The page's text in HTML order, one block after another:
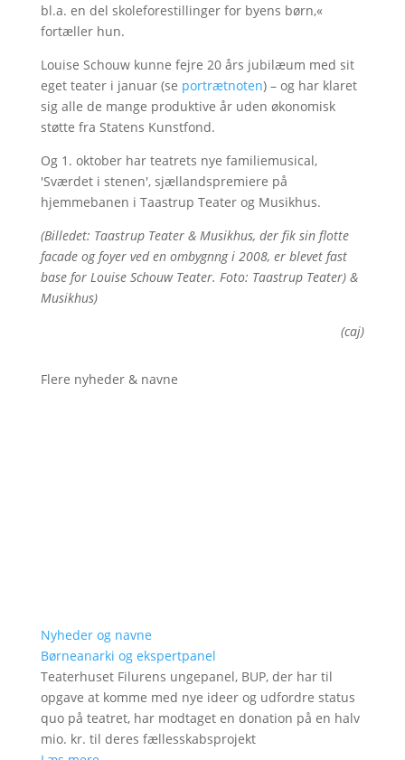
bl.a. en del skoleforestillinger for byens børn,«
fortæller hun.
Louise Schouw kunne fejre 20 års jubilæum med sit
eget teater i januar (se portrætnoten) – og har klaret
sig alle de mange produktive år uden økonomisk
støtte fra Statens Kunstfond.
Og 1. oktober har teatrets nye familiemusical,
'Sværdet i stenen', sjællandspremiere på
hjemmebanen i Taastrup Teater og Musikhus.
(Billedet: Taastrup Teater & Musikhus, der fik sin flotte
facade og foyer ved en ombygnng i 2008, er blevet fast
base for Louise Schouw Teater. Foto: Taastrup Teater) &
Musikhus)
(caj)
Flere nyheder & navne
Nyheder og navne
Børneanarki og ekspertpanel
Teaterhuset Filurens ungepanel, BUP, der har til
opgave at komme med nye ideer og udfordre status
quo på teatret, har modtaget en donation på en halv
mio. kr. til deres fællesskabsprojekt